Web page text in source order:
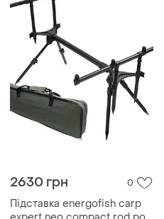
2630 грн 0
Підставка energofish carp